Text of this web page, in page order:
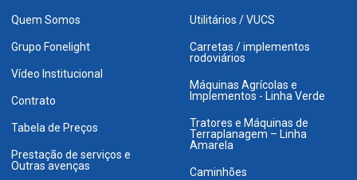
Quem Somos
Grupo Fonelight
Vídeo Institucional
Contrato
Tabela de Preços
Prestação de serviços e
Outras avenças
Utilitários / VUCS
Carretas / implementos
rodoviários
Máquinas Agrícolas e
Implementos - Linha Verde
Tratores e Máquinas de
Terraplanagem – Linha
Amarela
Caminhões